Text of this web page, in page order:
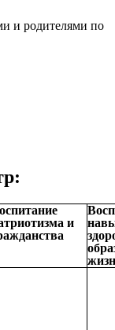
и родителями по
и